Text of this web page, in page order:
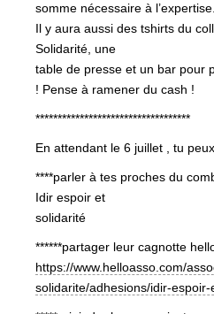
somme nécessaire à l’expertise.
Il y aura aussi des tshirts du
Solidarité, une
table de presse et un bar pour
! Pense à ramener du cash !
***********************************
En attendant le 6 juillet , tu
****parler à tes proches du
Idir espoir et
solidarité
******partager leur cagnotte
https://www.helloasso.com/
solidarite/adhesions/idir-